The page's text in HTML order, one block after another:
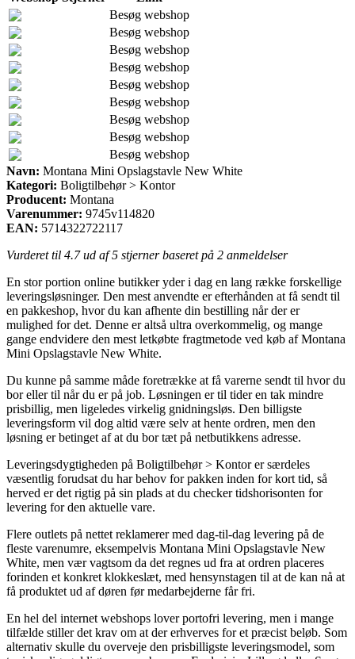
Besøg webshop
Besøg webshop
Besøg webshop
Besøg webshop
Besøg webshop
Besøg webshop
Besøg webshop
Besøg webshop
Besøg webshop
Navn: Montana Mini Opslagstavle New White
Kategori: Boligtilbehør > Kontor
Producent: Montana
Varenummer: 9745v114820
EAN: 5714322722117
Vurderet til 4.7ud af 5 stjerner baseret på 2 anmeldelser
En stor portion online butikker yder i dag en lang række forskellige
leveringsløsninger. Den mest anvendte er efterhånden at få sendt til
en pakkeshop, hvor du kan afhente din bestilling når der er
mulighed for det. Denne er altså ultra overkommelig, og mange
gange endvidere den mest letkøbte fragtmetode ved køb af Montana
Mini Opslagstavle New White.
Du kunne på samme måde foretrække at få varerne sendt til hvor du
bor eller til når du er på job. Løsningen er til tider en tak mindre
prisbillig, men ligeledes virkelig gnidningsløs. Den billigste
leveringsform vil dog altid være selv at hente ordren, men den
løsning er betinget af at du bor tæt på netbutikkens adresse.
Leveringsdygtigheden på Boligtilbehør > Kontor er særdeles
væsentlig forudsat du har behov for pakken inden for kort tid, så
herved er det rigtig på sin plads at du checker tidshorisonten for
levering for den aktuelle vare.
Flere outlets på nettet reklamerer med dag-til-dag levering på de
fleste varenumre, eksempelvis Montana Mini Opslagstavle New
White, men vær vagtsom da det regnes ud fra at ordren placeres
forinden et konkret klokkeslæt, med hensynstagen til at de kan nå at
få produktet ud af døren før medarbejderne får fri.
En hel del internet webshops lover portofri levering, men i mange
tilfælde stiller det krav om at der erhverves for et præcist beløb. Som
alternativ skulle du overveje den prisbilligste leveringsmodel, som